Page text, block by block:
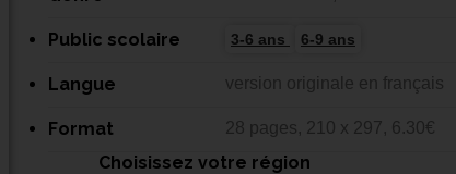
Public scolaire 3-6 ans 6-9 ans
Langue version originale en français
Format 28 pages, 210 x 297, 6.30€
Choisissez votre région